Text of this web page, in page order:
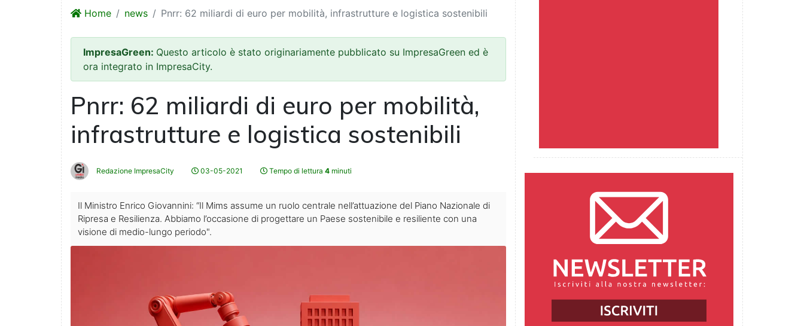
Home news Pnrr: 62 miliardi di euro per mobilità, infrastrutture e logistica sostenibili
ImpresaGreen: Questo articolo è stato originariamente pubblicato su ImpresaGreen ed è
ora integrato in ImpresaCity.
Pnrr: 62 miliardi di euro per mobilità,
infrastrutture e logistica sostenibili
Redazione ImpresaCity 03-05-2021 Tempo di lettura 4 minuti
Il Ministro Enrico Giovannini: “Il Mims assume un ruolo centrale nell’attuazione del Piano Nazionale di
Ripresa e Resilienza. Abbiamo l’occasione di progettare un Paese sostenibile e resiliente con una
visione di medio-lungo periodo".